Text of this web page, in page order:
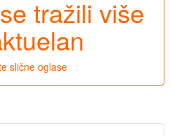
tražili više
slične oglase